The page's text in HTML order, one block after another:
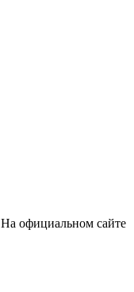
официальном сайте